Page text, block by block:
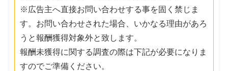
※広告主へ直接お問い合わせする事を固く禁じま
す。お問い合わせされた場合、いかなる理由があろ
うと報酬獲得対象外と致します。
報酬未獲得に関する調査の際は下記が必要になりま
すのでご準備ください。